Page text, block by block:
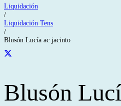
Liquidación
/
Liquidación Tens
/
Blusón Lucía ac jacinto
Blusón